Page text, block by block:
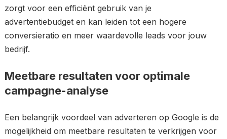
zorgt voor een efficiënt gebruik van je
advertentiebudget en kan leiden tot een hogere
conversieratio en meer waardevolle leads voor jouw
bedrijf.
Meetbare resultaten voor optimale
campagne-analyse
Een belangrijk voordeel van adverteren op Google is de
mogelijkheid om meetbare resultaten te verkrijgen voor